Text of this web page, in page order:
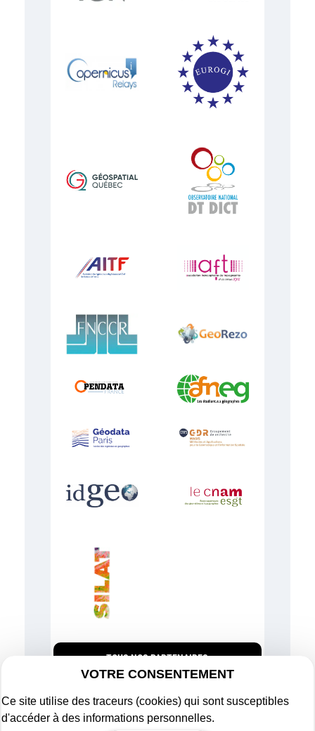
TOUS NOS PARTENAIRES
VOTRE CONSENTEMENT
Ce site utilise des traceurs (cookies) qui sont susceptibles
d'accéder à des informations personnelles.